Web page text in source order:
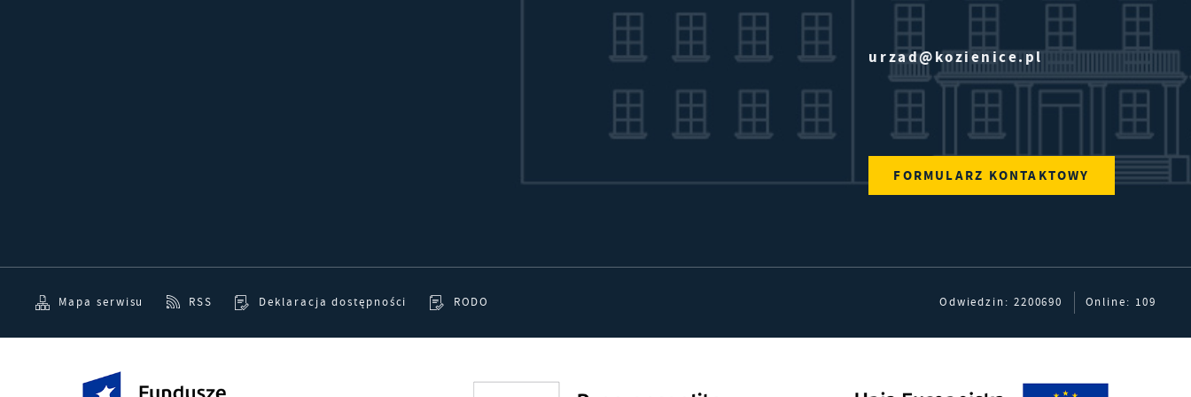
urzad@kozienice.pl
FORMULARZ KONTAKTOWY
Mapa serwisu RSS Deklaracja dostępności RODO Odwiedzin: 2200690 Online: 109
postaci wiadomości, ofert, komunikatów mediów społecznościowych.